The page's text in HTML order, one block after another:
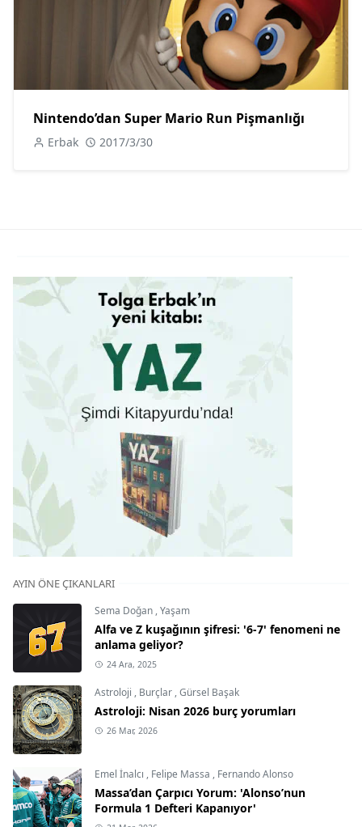
Nintendo’dan Super Mario Run Pişmanlığı
Erbak 2017/3/30
AYIN ÖNE ÇIKANLARI
Sema Doğan ,Yaşam
Alfa ve Z kuşağının şifresi: '6-7' fenomeni ne
anlama geliyor?
24 Ara, 2025
Astroloji , Burçlar ,Gürsel Başak
Astroloji: Nisan 2026 burç yorumları
26 Mar, 2026
Emel İnalcı , Felipe Massa , Fernando Alonso
Massa’dan Çarpıcı Yorum: 'Alonso’nun
Formula 1 Defteri Kapanıyor'